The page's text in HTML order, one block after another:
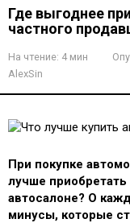
Где выгоднее
частного
На чтение: 4 мин
AlexSin
При покупке
лучше приобретать
автосалоне? О
минусы, которые